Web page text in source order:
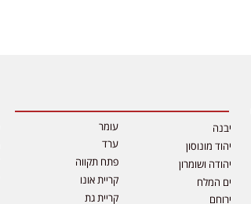
יבנה
יהוד מונוסון
יהודה ושומרון
ים המלח
ירוחם
עומר
ערד
פתח תקווה
קריית אונו
קריית גת